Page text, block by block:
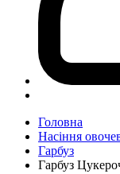
Головна
Насіння
Гарбуз
Гарбуз